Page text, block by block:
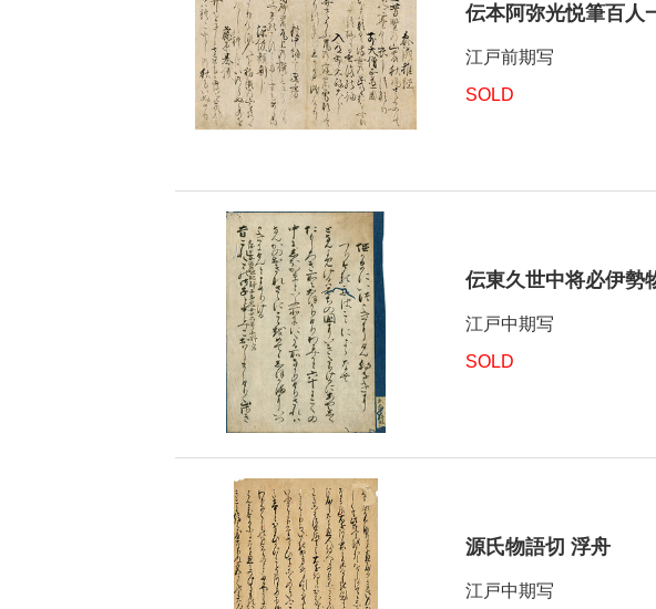
伝本阿弥光悦筆百人
江戸前期写
SOLD
伝東久世中将必伊勢
江戸中期写
SOLD
源氏物語切 浮舟
江戸中期写